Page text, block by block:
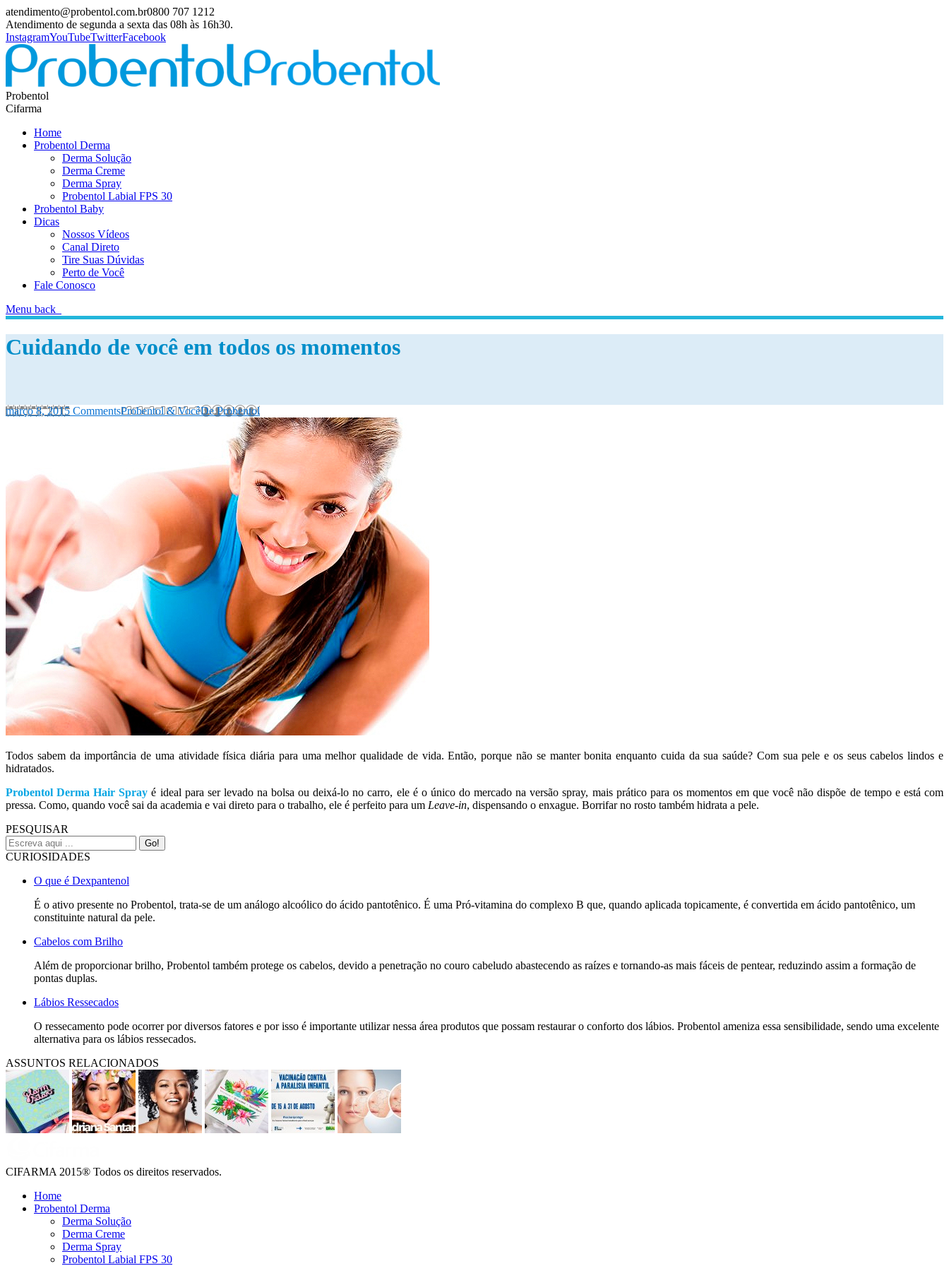
atendimento@probentol.com.br0800 707 1212
Atendimento de segunda a sexta das 08h às 16h30.
InstagramYouTubeTwitterFacebook
Probentol
Cifarma
Home
Probentol Derma
Derma Solução
Derma Creme
Derma Spray
Probentol Labial FPS 30
Probentol Baby
Dicas
Nossos Vídeos
Canal Direto
Tire Suas Dúvidas
Perto de Você
Fale Conosco
Menu back
Cuidando de você em todos os momentos
março 8, 2015 CommentsProbentol & VocêDeProbentol
Todos sabem da importância de uma atividade física diária para uma melhor qualidade de vida. Então, porque não se manter bonita enquanto cuida da sua saúde? Com sua pele e os seus cabelos lindos e
hidratados.
Probentol Derma Hair Sprayé ideal para ser levado na bolsa ou deixá-lo no carro, ele é o único do mercado na versão spray, mais prático para os momentos em que você não dispõe de tempo e está com
pressa. Como, quando você sai da academia e vai direto para o trabalho, ele é perfeito para um Leave-in, dispensando o enxague. Borrifar no rosto também hidrata a pele.
PESQUISAR
CURIOSIDADES
O que é Dexpantenol
É o ativo presente no Probentol, trata-se de um análogo alcoólico do ácido pantotênico. É uma Pró-vitamina do complexo B que, quando aplicada topicamente, é convertida em ácido pantotênico, um
constituinte natural da pele.
Cabelos com Brilho
Além de proporcionar brilho, Probentol também protege os cabelos, devido a penetração no couro cabeludo abastecendo as raízes e tornando-as mais fáceis de pentear, reduzindo assim a formação de
pontas duplas.
Lábios Ressecados
O ressecamento pode ocorrer por diversos fatores e por isso é importante utilizar nessa área produtos que possam restaurar o conforto dos lábios. Probentol ameniza essa sensibilidade, sendo uma excelente
alternativa para os lábios ressecados.
ASSUNTOS RELACIONADOS
CIFARMA 2015® Todos os direitos reservados.
Home
Probentol Derma
Derma Solução
Derma Creme
Derma Spray
Probentol Labial FPS 30